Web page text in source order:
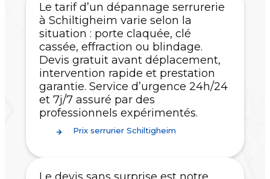
Le tarif d’un dépannage serrurerie
à Schiltigheim varie selon la
situation : porte claquée, clé
cassée, effraction ou blindage.
Devis gratuit avant déplacement,
intervention rapide et prestation
garantie. Service d’urgence 24h/24
et 7j/7 assuré par des
professionnels expérimentés.
Prix serrurier Schiltigheim